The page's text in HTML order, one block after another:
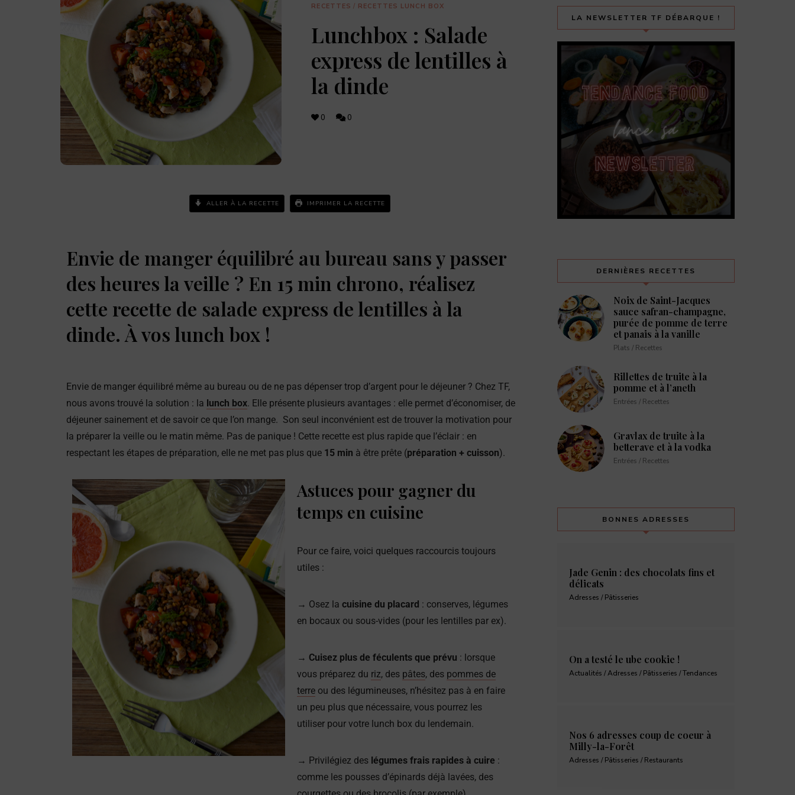
retrouve
originales,
actualités
food,
adresses
restaurants,
shops,
RECETTES / RECETTES LUNCH BOX
Lunchbox : Salade
express de lentilles à
la dinde
0 0
ALLER À LA RECETTE IMPRIMER LA RECETTE
Envie de manger équilibré au bureau sans y passer
des heures la veille ? En 15 min chrono, réalisez
cette recette de salade express de lentilles à la
dinde. À vos lunch box !
Envie de manger équilibré même au bureau ou de ne pas dépenser trop d’argent pour le déjeuner ? Chez TF,
nous avons trouvé la solution : la lunch box. Elle présente plusieurs avantages : elle permet d’économiser, de
déjeuner sainement et de savoir ce que l’on mange. Son seul inconvénient est de trouver la motivation pour
la préparer la veille ou le matin même. Pas de panique ! Cette recette est plus rapide que l’éclair : en
respectant les étapes de préparation, elle ne met pas plus que 15 min à être prête (préparation + cuisson).
Astuces pour gagner du
temps en cuisine
Pour ce faire, voici quelques raccourcis toujours
utiles :
→ Osez la cuisine du placard : conserves, légumes
en bocaux ou sous-vides (pour les lentilles par ex).
→ Cuisez plus de féculents que prévu : lorsque
vous préparez du riz, des pâtes, des pommes de
terre ou des légumineuses, n’hésitez pas à en faire
un peu plus que nécessaire, vous pourrez les
utiliser pour votre lunch box du lendemain.
→ Privilégiez des légumes frais rapides à cuire :
comme les pousses d’épinards déjà lavées, des
LA NEWSLETTER TF DÉBARQUE !
DERNIÈRES RECETTES
Noix de Saint-Jacques
sauce safran-champagne,
purée de pomme de terre
et panais à la vanille
Plats / Recettes
Rillettes de truite à la
pomme et à l’aneth
Entrées / Recettes
Gravlax de truite à la
betterave et à la vodka
Entrées / Recettes
BONNES ADRESSES
Jade Genin : des chocolats fins et
délicats
Adresses / Pâtisseries
On a testé le ube cookie !
Actualités / Adresses / Pâtisseries / Tendances
Nos 6 adresses coup de coeur à
Milly-la-Forêt
Adresses / Pâtisseries / Restaurants